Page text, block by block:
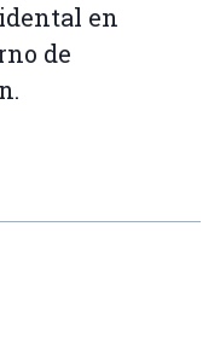
en
de